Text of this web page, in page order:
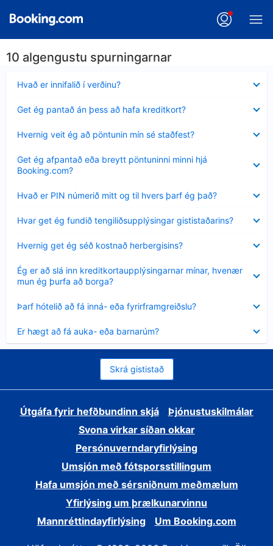
10 algengustu spurningarnar
Hvað er innifalið í verðinu?
sýnt
Get ég pantað án þess að hafa kreditkort?
sýnt
Hvernig veit ég að pöntunin mín sé staðfest?
sýnt
Get ég afpantað eða breytt pöntuninni minni hjá
Booking.com?
sýnt
Hvað er PIN númerið mitt og til hvers þarf ég það?
sýnt
Hvar get ég fundið tengiliðsupplýsingar gististaðarins?
sýnt
Hvernig get ég séð kostnað herbergisins?
sýnt
Ég er að slá inn kreditkortaupplýsingarnar mínar, hvenær
mun ég þurfa að borga?
Minna
sýnt
Þarf hótelið að fá inná- eða fyrirframgreiðslu?
sýnt
Er hægt að fá auka- eða barnarúm?
sýnt
Skrá gististað
Útgáfa fyrir hefðbundinn skjá
Þjónustuskilmálar
Svona virkar síðan okkar
Persónuverndaryfirlýsing
Umsjón með fótsporsstillingum
Hafa umsjón með sérsniðnum meðmælum
Yfirlýsing um þrælkunarvinnu
Mannréttindayfirlýsing
Um Booking.com